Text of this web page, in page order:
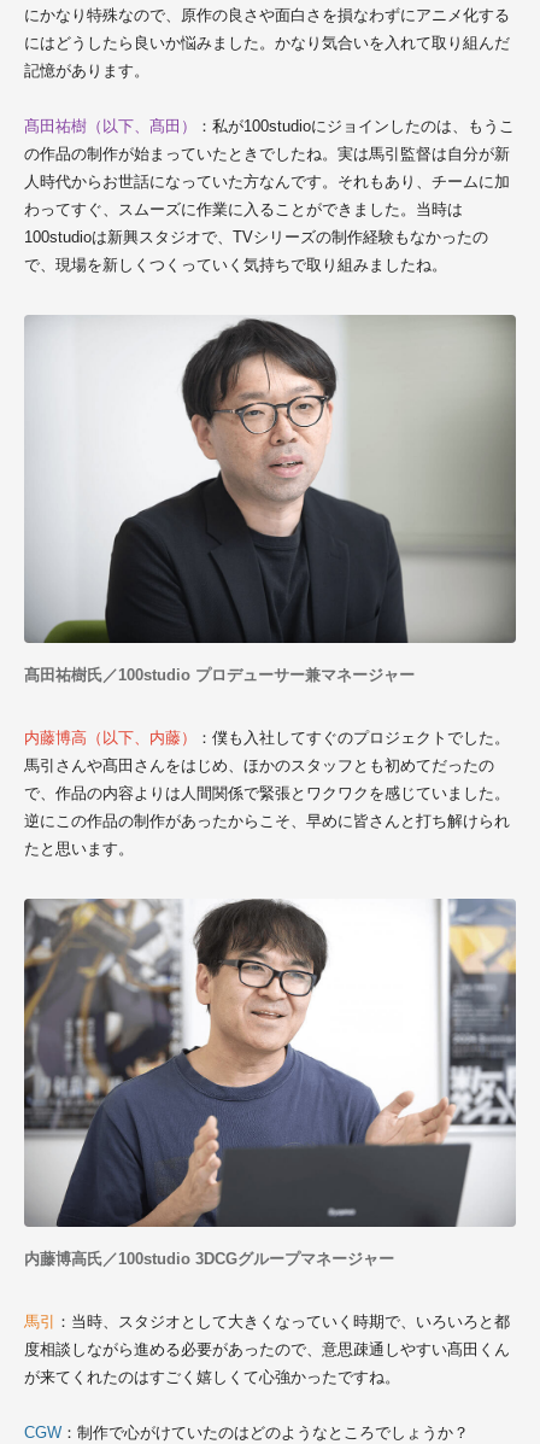
にかなり特殊なので、原作の良さや面白さを損なわずにアニメ化する
にはどうしたら良いか悩みました。かなり気合いを入れて取り組んだ
記憶があります。
髙田祐樹（以下、髙田）
：私が100studioにジョインしたのは、もうこ
の作品の制作が始まっていたときでしたね。実は馬引監督は自分が新
人時代からお世話になっていた方なんです。それもあり、チームに加
わってすぐ、スムーズに作業に入ることができました。当時は
100studioは新興スタジオで、TVシリーズの制作経験もなかったの
で、現場を新しくつくっていく気持ちで取り組みましたね。
髙田祐樹氏／100studio プロデューサー兼マネージャー
内藤博高（以下、内藤）
：僕も入社してすぐのプロジェクトでした。
馬引さんや髙田さんをはじめ、ほかのスタッフとも初めてだったの
で、作品の内容よりは人間関係で緊張とワクワクを感じていました。
逆にこの作品の制作があったからこそ、早めに皆さんと打ち解けられ
たと思います。
内藤博高氏／100studio 3DCGグループマネージャー
馬引
：当時、スタジオとして大きくなっていく時期で、いろいろと都
度相談しながら進める必要があったので、意思疎通しやすい髙田くん
が来てくれたのはすごく嬉しくて心強かったですね。
CGW ：制作で心がけていたのはどのようなところでしょうか？